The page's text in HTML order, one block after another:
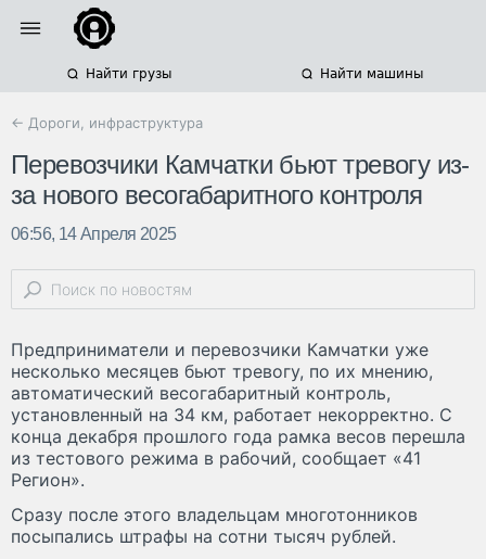
Найти грузы Найти машины
← Дороги, инфраструктура
Перевозчики Камчатки бьют тревогу из-
за нового весогабаритного контроля
06:56, 14 Апреля 2025
Предприниматели и перевозчики Камчатки уже
несколько месяцев бьют тревогу, по их мнению,
автоматический весогабаритный контроль,
установленный на 34 км, работает некорректно. С
конца декабря прошлого года рамка весов перешла
из тестового режима в рабочий, сообщает «41
Регион».
Сразу после этого владельцам многотонников
посыпались штрафы на сотни тысяч рублей.